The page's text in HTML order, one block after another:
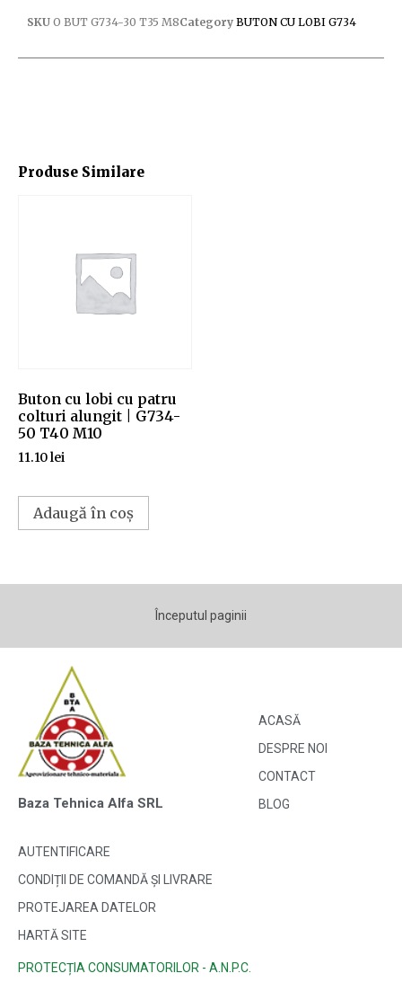
Produse Similare
Buton cu lobi cu patru
colturi alungit | G734-
50 T40 M10
11.10lei
Adaugă în coș
SKU O BUT G734-30 T35 M8Category BUTON CU LOBI G734
Începutul paginii
Baza Tehnica Alfa SRL
ACASĂ
DESPRE NOI
CONTACT
BLOG
AUTENTIFICARE
CONDIȚII DE COMANDĂ ȘI LIVRARE
PROTEJAREA DATELOR
HARTĂ SITE
PROTECȚIA CONSUMATORILOR - A.N.P.C.